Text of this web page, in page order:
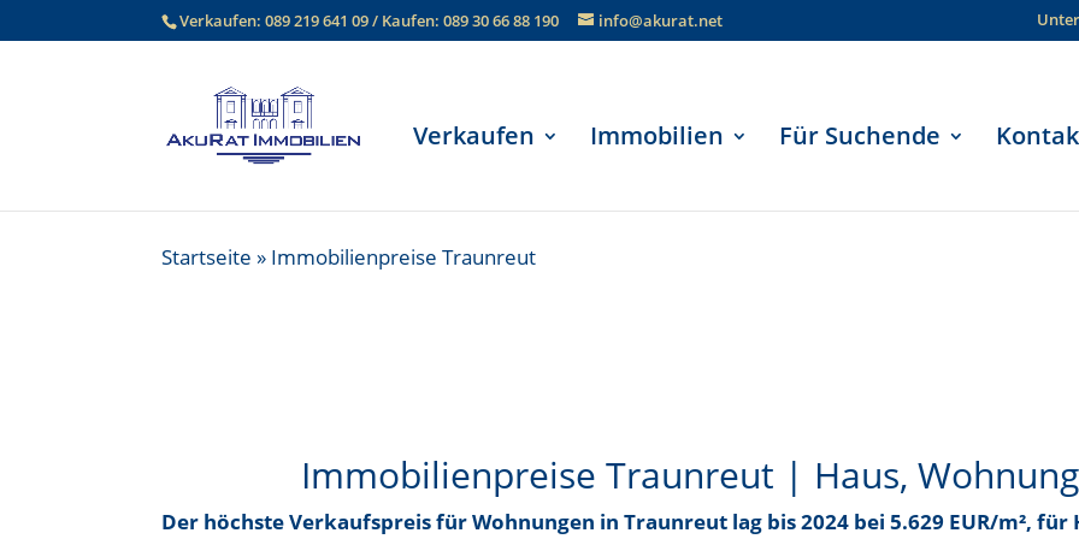
Verkaufen:089 219 641 09/ Kaufen:089 30 66 88 190 info@akurat.net
Verkaufen Immobilien Für Suchende
Startseite » Immobilienpreise Traunreut
Immobilienpreise Traunreut | Haus,
Der höchste Verkaufspreis für Wohnungen in Traunreut lag bis2024 bei 5.629 EUR/m², für